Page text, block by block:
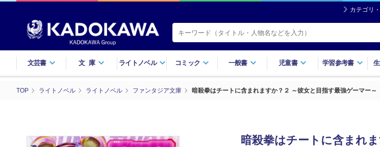
カテゴリ
文芸書 文庫 ライトノベル コミック 一般書 児童書 学習参考書
TOP ライトノベル ライトノベル ファンタジア文庫 暗殺拳はチートに含まれますか？２ ～彼女と目指す最強ゲーマー～
暗殺拳はチートに含まれ